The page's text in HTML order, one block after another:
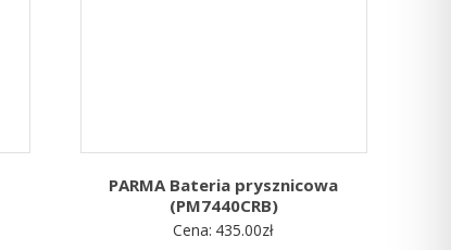
PARMA Bateria prysznicowa
(PM7440CRB)
Cena: 435.00zł